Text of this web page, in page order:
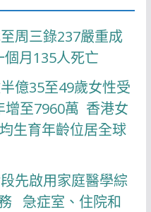
周三錄237嚴重成
月135人死亡
億35至49歲女性受
至7960萬 香港女
生育年齡位居全球
先啟用家庭醫學綜
急症室、住院和